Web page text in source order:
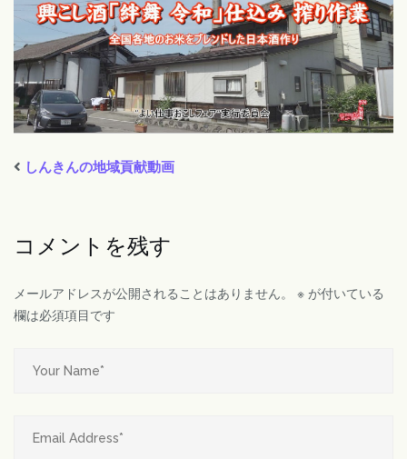
しんきんの地域貢献動画
コメントを残す
メールアドレスが公開されることはありません。 ※ が付いている
欄は必須項目です